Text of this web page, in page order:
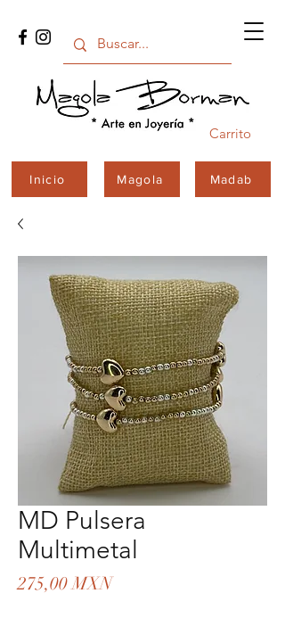
Carrito
Inicio Magola Madab
MD Pulsera
Multimetal
275,00 MXNPrecio